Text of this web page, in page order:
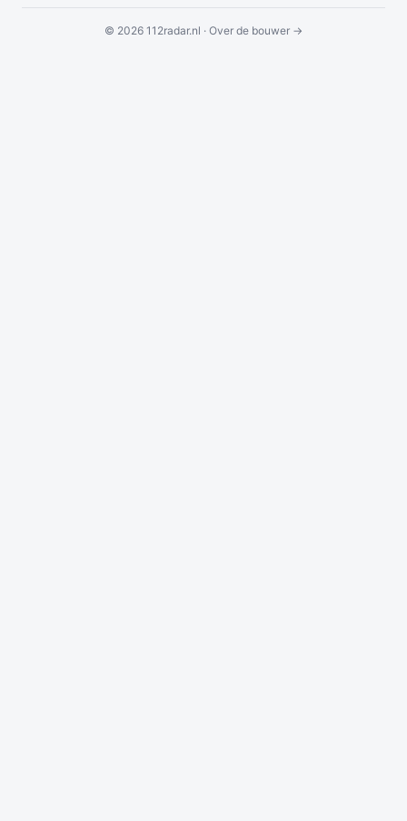
© 2026 112radar.nl · Over de bouwer →